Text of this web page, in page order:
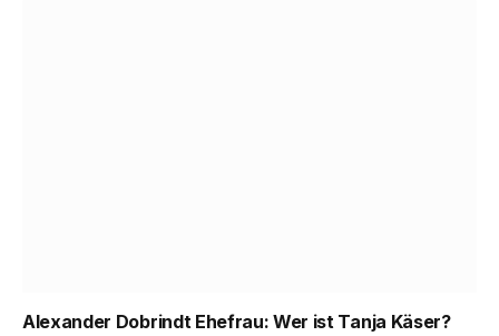
Alexander Dobrindt Ehefrau: Wer ist Tanja Käser?